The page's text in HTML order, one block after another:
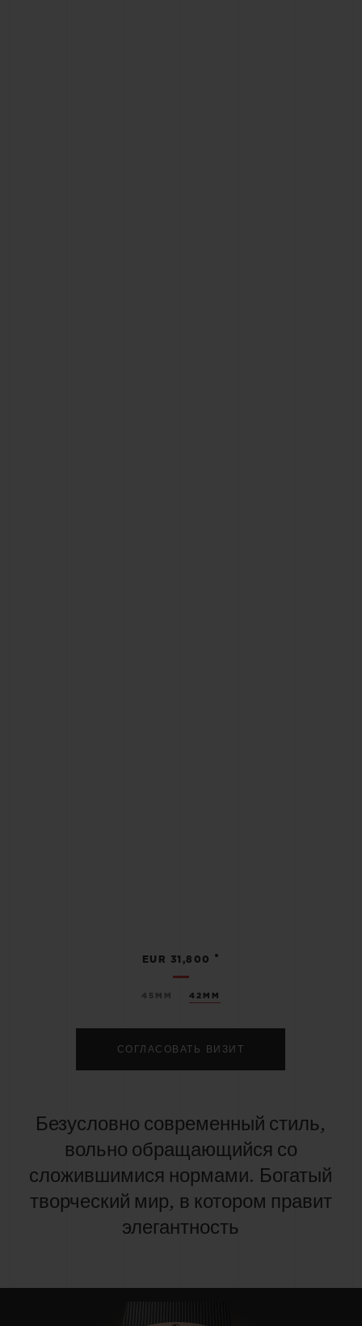
45MM 42MM
EUR 31,800 •
СОГЛАСОВАТЬ ВИЗИТ
Безусловно современный стиль,
вольно обращающийся со
сложившимися нормами. Богатый
творческий мир, в котором правит
элегантность